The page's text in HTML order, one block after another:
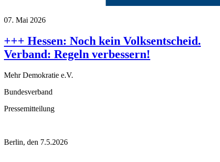
07. Mai 2026
+++ Hessen: Noch kein Volksentscheid.
Verband: Regeln verbessern!
Mehr Demokratie e.V.
Bundesverband
Pressemitteilung
Berlin, den 7.5.2026